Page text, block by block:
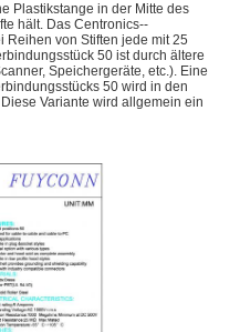
Plastikstange in der Mitte des
hält. Das Centronics--
Reihen von Stiften jede mit 25
50 ist durch ältere
Speichergeräte, etc.). Eine
50 wird in den
Variante wird allgemein ein